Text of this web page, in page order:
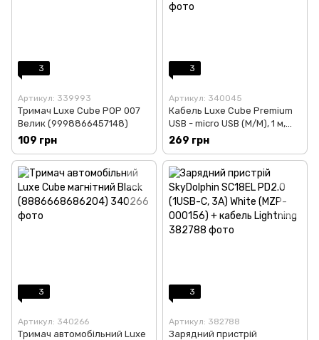
3
Артикул: 339993
Тримач Luxe Cube POP 007
Велик (9998866457148)
109 грн
3
Артикул: 340045
Кабель Luxe Cube Premium
USB - micro USB (M/M), 1 м,
золотистий
(8889986489885)
269 грн
3
Артикул: 340266
Тримач автомобільний Luxe
3
Артикул: 382788
Зарядний пристрій